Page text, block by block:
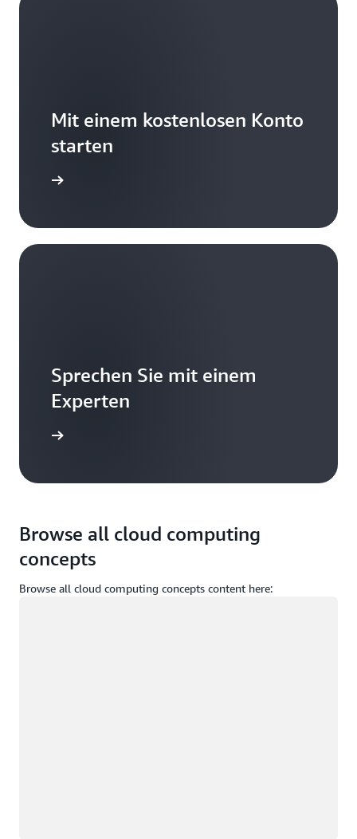
Mit einem kostenlosen Konto
starten
Sprechen Sie mit einem
Experten
Browse all cloud computing
concepts
Browse all cloud computing concepts content here: